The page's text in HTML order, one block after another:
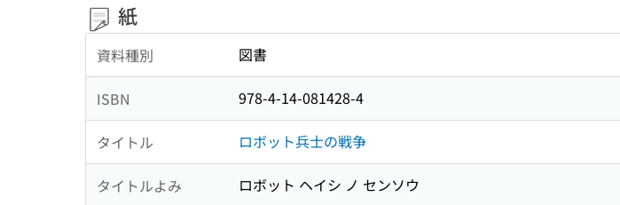
紙
資料種別 図書
ISBN 978-4-14-081428-4
タイトル ロボット兵士の戦争
タイトルよみ ロボット ヘイシ ノ センソウ